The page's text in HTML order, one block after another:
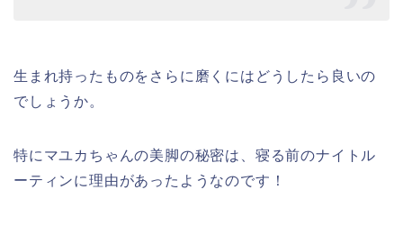
生まれ持ったものをさらに磨くにはどうしたら良いの
でしょうか。
特にマユカちゃんの美脚の秘密は、寝る前のナイトル
ーティンに理由があったようなのです！